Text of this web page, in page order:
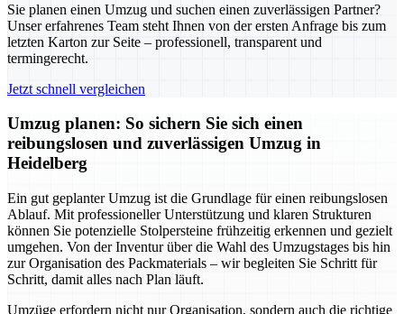
Sie planen einen Umzug und suchen einen zuverlässigen Partner?
Unser erfahrenes Team steht Ihnen von der ersten Anfrage bis zum
letzten Karton zur Seite – professionell, transparent und
termingerecht.
Jetzt schnell vergleichen
Umzug planen: So sichern Sie sich einen
reibungslosen und zuverlässigen Umzug in
Heidelberg
Ein gut geplanter Umzug ist die Grundlage für einen reibungslosen
Ablauf. Mit professioneller Unterstützung und klaren Strukturen
können Sie potenzielle Stolpersteine frühzeitig erkennen und gezielt
umgehen. Von der Inventur über die Wahl des Umzugstages bis hin
zur Organisation des Packmaterials – wir begleiten Sie Schritt für
Schritt, damit alles nach Plan läuft.
Umzüge erfordern nicht nur Organisation, sondern auch die richtige